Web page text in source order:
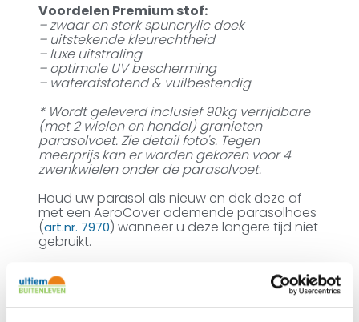
Voordelen Premium stof:
– zwaar en sterk spuncrylic doek
– uitstekende kleurechtheid
– luxe uitstraling
– optimale UV bescherming
– waterafstotend & vuilbestendig
* Wordt geleverd inclusief 90kg verrijdbare
(met 2 wielen en hendel) granieten
parasolvoet. Zie detail foto's. Tegen
meerprijs kan er worden gekozen voor 4
zwenkwielen onder de parasolvoet.
Houd uw parasol als nieuw en dek deze af
met een AeroCover ademende parasolhoes
(art.nr. 7970) wanneer u deze langere tijd niet
gebruikt.